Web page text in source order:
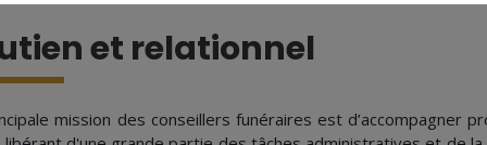
et relationnel
mission des conseillers funéraires est d’accompagner